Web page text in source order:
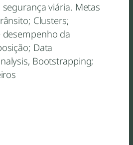
viária. Metas
Clusters;
da
Data
Bootstrapping;